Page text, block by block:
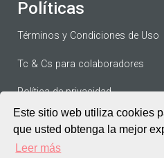
Este sitio web utiliza cookies
que usted obtenga la mejor
Leer más
Políticas
Términos y Condiciones de Uso
Tc & Cs para colaboradores
Política de privacidad
Acuerdo de Colaborador
Términos de Servicio